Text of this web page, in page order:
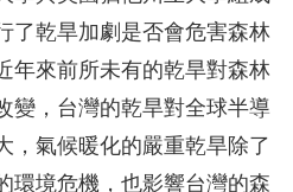
了乾旱加劇是否會危害森林
年來前所未有的乾旱對森林
變，台灣的乾旱對全球半導
，氣候暖化的嚴重乾旱除了
環境危機，也影響台灣的森